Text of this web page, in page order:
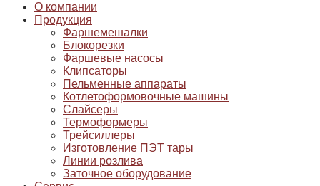
О компании
Продукция
Фаршемешалки
Блокорезки
Фаршевые насосы
Клипсаторы
Пельменные аппараты
Котлетоформовочные машины
Слайсеры
Термоформеры
Трейсиллеры
Изготовление ПЭТ тары
Линии розлива
Заточное оборудование